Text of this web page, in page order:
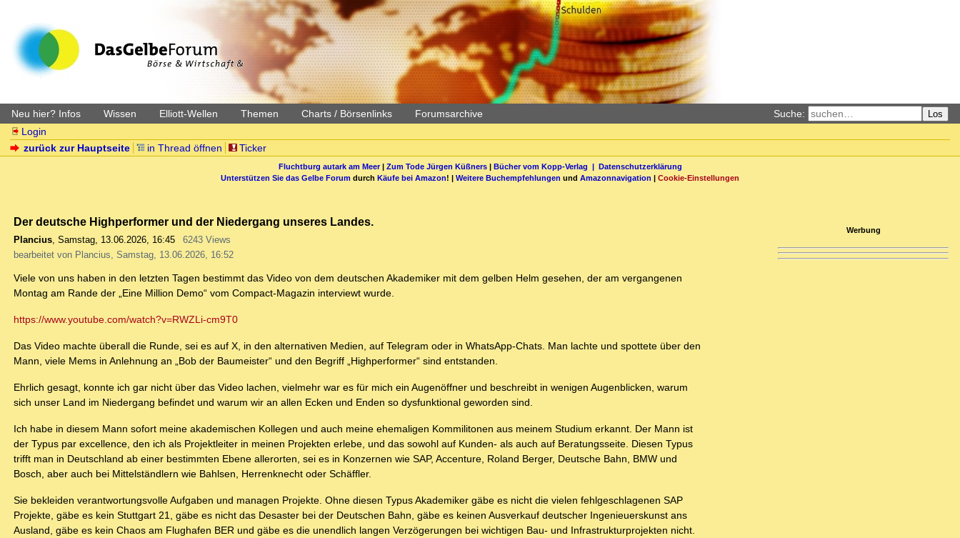
Neu hier? Infos Wissen Elliott-Wellen Themen Charts / Börsenlinks Forumsarchive Suche: Los
Login
zurück zur Hauptseite
in Thread öffnen Ticker
Fluchtburg autark am Meer| Zum Tode Jürgen Küßners| Bücher vom Kopp-Verlag | Datenschutzerklärung
Unterstützen Sie das Gelbe Forum durch Käufe bei Amazon! | Weitere Buchempfehlungen und Amazonnavigation | Cookie-Einstellungen
Der deutsche Highperformer und der Niedergang unseres Landes.
Plancius, Samstag, 13.06.2026, 16:45
6243 Views
bearbeitet von Plancius, Samstag, 13.06.2026, 16:52
Viele von uns haben in den letzten Tagen bestimmt das Video von dem deutschen Akademiker mit dem gelben Helm gesehen, der am vergangenen
Montag am Rande der „Eine Million Demo“ vom Compact-Magazin interviewt wurde.
https://www.youtube.com/watch?v=RWZLi-cm9T0
Das Video machte überall die Runde, sei es auf X, in den alternativen Medien, auf Telegram oder in WhatsApp-Chats. Man lachte und spottete über den
Mann, viele Mems in Anlehnung an „Bob der Baumeister“ und den Begriff „Highperformer“ sind entstanden.
Ehrlich gesagt, konnte ich gar nicht über das Video lachen, vielmehr war es für mich ein Augenöffner und beschreibt in wenigen Augenblicken, warum
sich unser Land im Niedergang befindet und warum wir an allen Ecken und Enden so dysfunktional geworden sind.
Ich habe in diesem Mann sofort meine akademischen Kollegen und auch meine ehemaligen Kommilitonen aus meinem Studium erkannt. Der Mann ist
der Typus par excellence, den ich als Projektleiter in meinen Projekten erlebe, und das sowohl auf Kunden- als auch auf Beratungsseite. Diesen Typus
trifft man in Deutschland ab einer bestimmten Ebene allerorten, sei es in Konzernen wie SAP, Accenture, Roland Berger, Deutsche Bahn, BMW und
Bosch, aber auch bei Mittelständlern wie Bahlsen, Herrenknecht oder Schäffler.
Sie bekleiden verantwortungsvolle Aufgaben und managen Projekte. Ohne diesen Typus Akademiker gäbe es nicht die vielen fehlgeschlagenen SAP
Projekte, gäbe es kein Stuttgart 21, gäbe es nicht das Desaster bei der Deutschen Bahn, gäbe es keinen Ausverkauf deutscher Ingenieuerskunst ans
Ausland, gäbe es kein Chaos am Flughafen BER und gäbe es die unendlich langen Verzögerungen bei wichtigen Bau- und Infrastrukturprojekten nicht.
Werbung